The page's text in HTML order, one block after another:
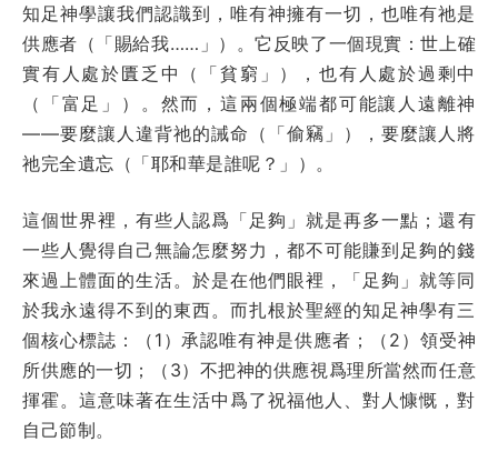
知足神學讓我們認識到，唯有神擁有一切，也唯有祂是
供應者（「賜給我……」）。它反映了一個現實：世上確
實有人處於匱乏中（「貧窮」），也有人處於過剩中
（「富足」）。然而，這兩個極端都可能讓人遠離神
——要麼讓人違背祂的誡命（「偷竊」），要麼讓人將
祂完全遺忘（「耶和華是誰呢？」）。
這個世界裡，有些人認爲「足夠」就是再多一點；還有
一些人覺得自己無論怎麼努力，都不可能賺到足夠的錢
來過上體面的生活。於是在他們眼裡，「足夠」就等同
於我永遠得不到的東西。而扎根於聖經的知足神學有三
個核心標誌：（1）承認唯有神是供應者；（2）領受神
所供應的一切；（3）不把神的供應視爲理所當然而任意
揮霍。這意味著在生活中爲了祝福他人、對人慷慨，對
自己節制。